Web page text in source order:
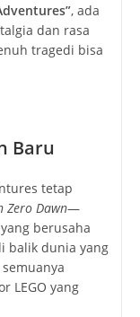
, ada
dan rasa
tragedi bisa
Baru
tetap
Zero Dawn—
berusaha
balik dunia yang
LEGO yang